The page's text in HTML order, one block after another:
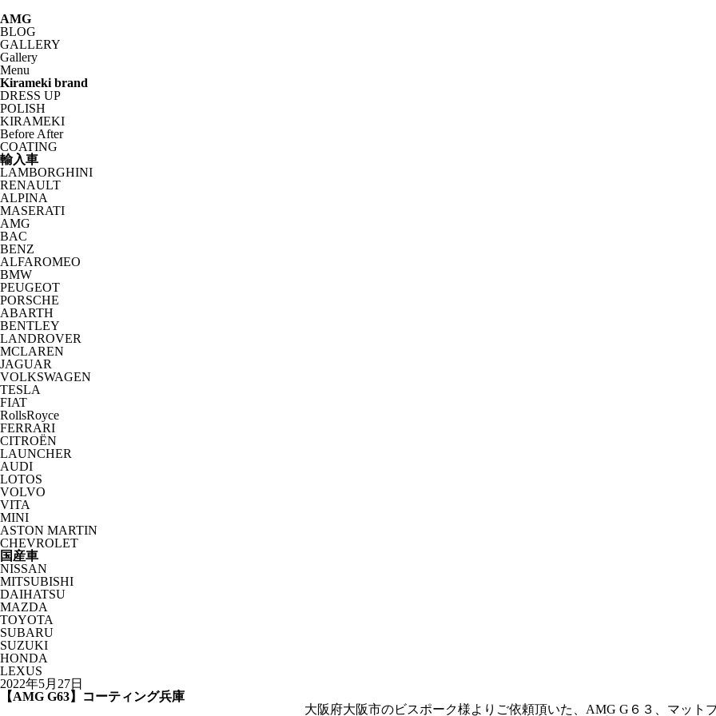
AMG
BLOG
GALLERY
Gallery
Menu
Kirameki brand
DRESS UP
POLISH
KIRAMEKI
Before After
COATING
輸入車
LAMBORGHINI
RENAULT
ALPINA
MASERATI
AMG
BAC
BENZ
ALFAROMEO
BMW
PEUGEOT
PORSCHE
ABARTH
BENTLEY
LANDROVER
MCLAREN
JAGUAR
VOLKSWAGEN
TESLA
FIAT
RollsRoyce
FERRARI
CITROËN
LAUNCHER
AUDI
LOTOS
VOLVO
VITA
MINI
ASTON MARTIN
CHEVROLET
国産車
NISSAN
MITSUBISHI
DAIHATSU
MAZDA
TOYOTA
SUBARU
SUZUKI
HONDA
LEXUS
2022年5月27日
【AMG G63】コーティング兵庫
大阪府大阪市のビスポーク様よりご依頼頂いた、AMG G６３、マットブ